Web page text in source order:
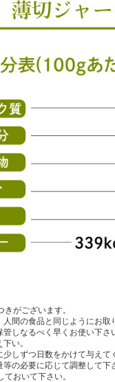
がございます。
間の食品と同じようにお取
しなるべく早くお使い下さ
い。
しずつ日数をかけて与えて
の必要に応じて調整して下
おいて下さい。